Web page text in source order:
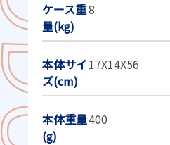
ケース重
量(kg)
8
本体サイ
ズ(cm)
17X14X56
本体重量
(g)
400